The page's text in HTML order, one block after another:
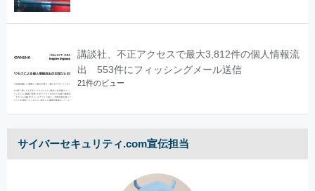
講談社、不正アクセスで最大3,812件の個人情報流
出 553件にフィッシングメール送信
21件のビュー
サイバーセキュリティ.com宣伝担当